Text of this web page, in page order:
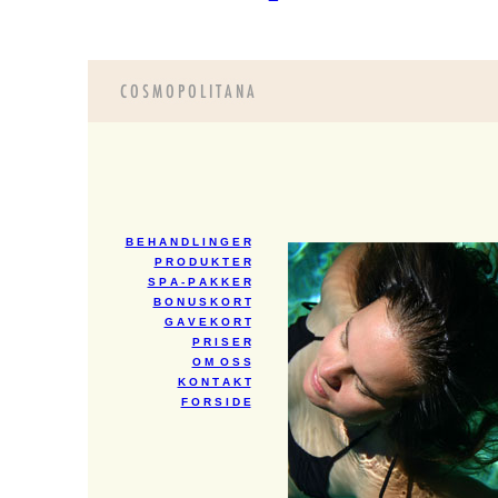
B E H A N D L I N G E R
P R O D U K T E R
S P A - P A K K E R
B O N U S K O R T
G A V E K O R T
P R I S E R
O M O S S
K O N T A K T
F O R S I D E